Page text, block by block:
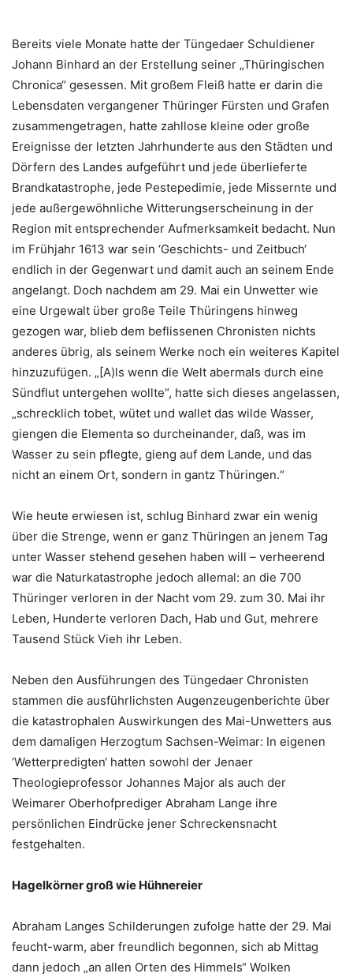
Bereits viele Monate hatte der Tüngedaer Schuldiener
Johann Binhard an der Erstellung seiner „Thüringischen
Chronica“ gesessen. Mit großem Fleiß hatte er darin die
Lebensdaten vergangener Thüringer Fürsten und Grafen
zusammengetragen, hatte zahllose kleine oder große
Ereignisse der letzten Jahrhunderte aus den Städten und
Dörfern des Landes aufgeführt und jede überlieferte
Brandkatastrophe, jede Pestepedimie, jede Missernte und
jede außergewöhnliche Witterungserscheinung in der
Region mit entsprechender Aufmerksamkeit bedacht. Nun
im Frühjahr 1613 war sein ‘Geschichts- und Zeitbuch‘
endlich in der Gegenwart und damit auch an seinem Ende
angelangt. Doch nachdem am 29. Mai ein Unwetter wie
eine Urgewalt über große Teile Thüringens hinweg
gezogen war, blieb dem beflissenen Chronisten nichts
anderes übrig, als seinem Werke noch ein weiteres Kapitel
hinzuzufügen. „[A)ls wenn die Welt abermals durch eine
Sündflut untergehen wollte“, hatte sich dieses angelassen,
„schrecklich tobet, wütet und wallet das wilde Wasser,
giengen die Elementa so durcheinander, daß, was im
Wasser zu sein pflegte, gieng auf dem Lande, und das
nicht an einem Ort, sondern in gantz Thüringen.“
Wie heute erwiesen ist, schlug Binhard zwar ein wenig
über die Strenge, wenn er ganz Thüringen an jenem Tag
unter Wasser stehend gesehen haben will – verheerend
war die Naturkatastrophe jedoch allemal: an die 700
Thüringer verloren in der Nacht vom 29. zum 30. Mai ihr
Leben, Hunderte verloren Dach, Hab und Gut, mehrere
Tausend Stück Vieh ihr Leben.
Neben den Ausführungen des Tüngedaer Chronisten
stammen die ausführlichsten Augenzeugenberichte über
die katastrophalen Auswirkungen des Mai-Unwetters aus
dem damaligen Herzogtum Sachsen-Weimar: In eigenen
‘Wetterpredigten‘ hatten sowohl der Jenaer
Theologieprofessor Johannes Major als auch der
Weimarer Oberhofprediger Abraham Lange ihre
persönlichen Eindrücke jener Schreckensnacht
festgehalten.
Hagelkörner groß wie Hühnereier
Abraham Langes Schilderungen zufolge hatte der 29. Mai
feucht-warm, aber freundlich begonnen, sich ab Mittag
dann jedoch „an allen Orten des Himmels“ Wolken